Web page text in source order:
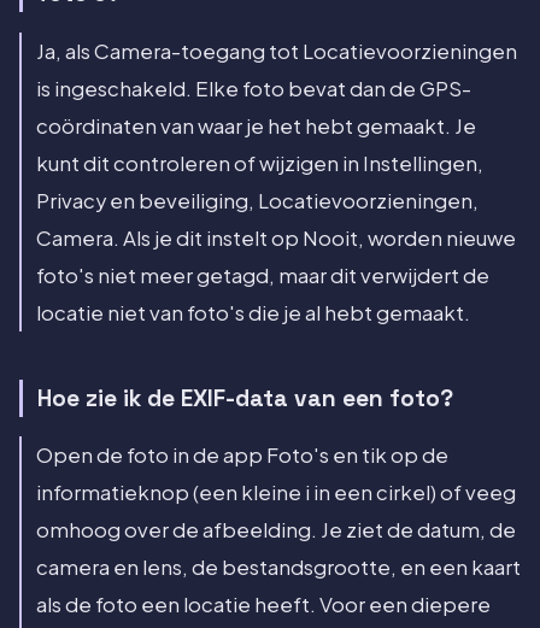
Ja, als Camera-toegang tot Locatievoorzieningen
is ingeschakeld. Elke foto bevat dan de GPS-
coördinaten van waar je het hebt gemaakt. Je
kunt dit controleren of wijzigen in Instellingen,
Privacy en beveiliging, Locatievoorzieningen,
Camera. Als je dit instelt op Nooit, worden nieuwe
foto's niet meer getagd, maar dit verwijdert de
locatie niet van foto's die je al hebt gemaakt.
Hoe zie ik de EXIF-data van een foto?
Open de foto in de app Foto's en tik op de
informatieknop (een kleine i in een cirkel) of veeg
omhoog over de afbeelding. Je ziet de datum, de
camera en lens, de bestandsgrootte, en een kaart
als de foto een locatie heeft. Voor een diepere